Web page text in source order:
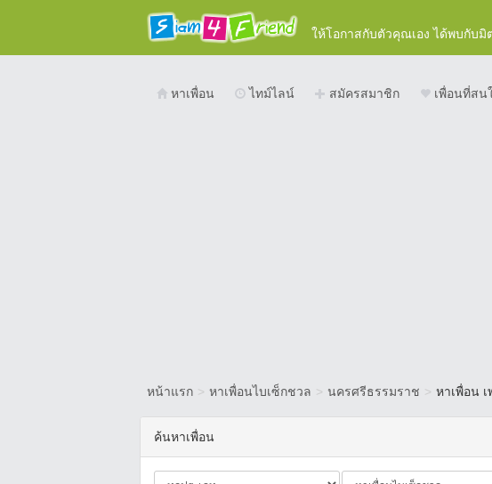
ให้โอกาสกับตัวคุณเอง ได้พบกับ
หาเพื่อน ไทม์ไลน์ สมัครสมาชิก เพื่อนที่ส
หน้าแรก > หาเพื่อนไบเซ็กชวล > นครศรีธรรมราช > หาเพื่อน
ค้นหาเพื่อน